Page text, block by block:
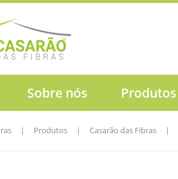
Sobre nós Produtos
| Produtos | Casarão das Fibras |